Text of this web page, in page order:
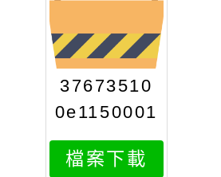
37673510
0e1150001
728attach
11
檔案下載